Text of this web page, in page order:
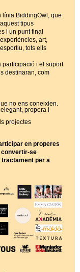
línia BiddingOwl, que
tipus
i un punt final
art,
tots ells
participació i el suport
destinaran, com
no ens coneixien.
propera i
projectes
en properes
convertir-se
per a